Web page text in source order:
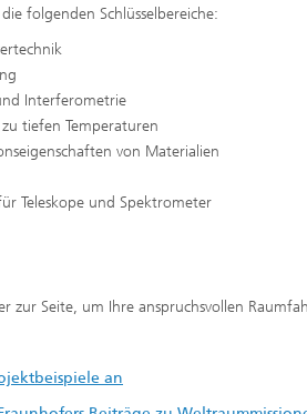
folgenden Schlüsselbereiche:
Interferometrie
tiefen Temperaturen
von Materialien
Teleskope und Spektrometer
zur Seite, um Ihre anspruchsvollen
an